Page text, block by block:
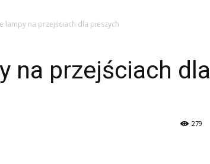
lampy na przejściach dla pieszych
na przejściach dla
279